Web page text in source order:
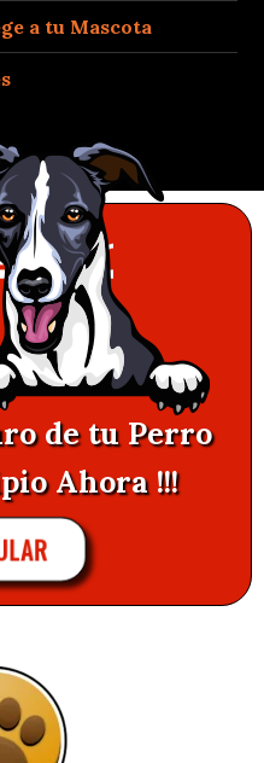
a tu Mascota
de tu Perro
Ahora !!!